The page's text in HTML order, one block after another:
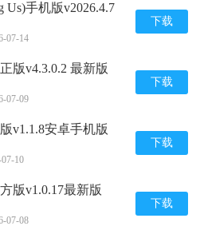
Us)手机版v2026.4.7
07-14
下载
版v4.3.0.2 最新版
07-09
下载
v1.1.8安卓手机版
10
下载
版v1.0.17最新版
07-08
下载